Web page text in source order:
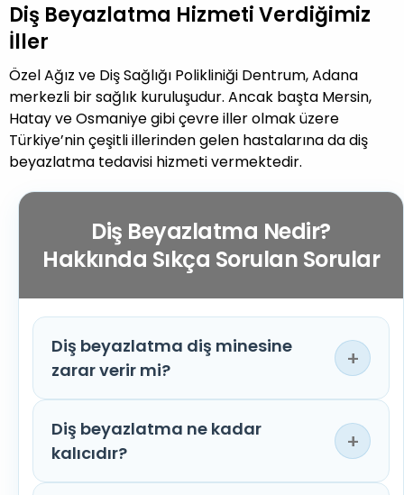
Diş Beyazlatma Hizmeti Verdiğimiz
İller
Özel Ağız ve Diş Sağlığı Polikliniği Dentrum, Adana
merkezli bir sağlık kuruluşudur. Ancak başta Mersin,
Hatay ve Osmaniye gibi çevre iller olmak üzere
Türkiye’nin çeşitli illerinden gelen hastalarına da diş
beyazlatma tedavisi hizmeti vermektedir.
Diş Beyazlatma Nedir?
Hakkında Sıkça Sorulan Sorular
Diş beyazlatma diş minesine
zarar verir mi?
+
Uzman bir diş hekimi tarafından uygulanan
profesyonel diş beyazlatma uygulaması diş
Diş beyazlatma ne kadar
kalıcıdır?
+